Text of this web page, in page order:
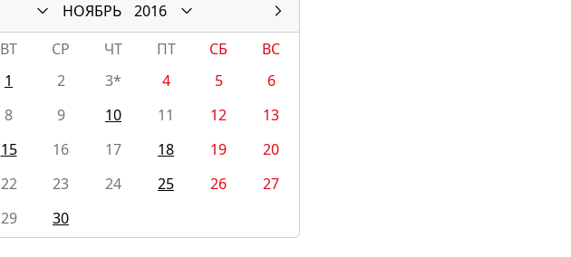
НОЯБРЬ
2016
ВТ СР ЧТ ПТ СБ
ВС
1
2 3* 4 5
6
8 9 10 11 12
13
15 16 17 18 19
20
22 23 24 25 26
27
29 30